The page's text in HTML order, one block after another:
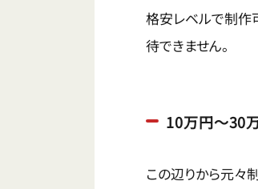
格安レベルで制作
待できません。
10万円〜30
この辺りから元々